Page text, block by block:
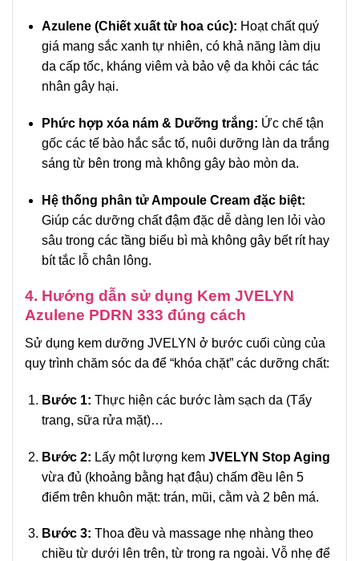
Azulene (Chiết xuất từ hoa cúc): Hoạt chất quý
giá mang sắc xanh tự nhiên, có khả năng làm dịu
da cấp tốc, kháng viêm và bảo vệ da khỏi các tác
nhân gây hại.
Phức hợp xóa nám & Dưỡng trắng: Ức chế tận
gốc các tế bào hắc sắc tố, nuôi dưỡng làn da trắng
sáng từ bên trong mà không gây bào mòn da.
Hệ thống phân tử Ampoule Cream đặc biệt:
Giúp các dưỡng chất đậm đặc dễ dàng len lỏi vào
sâu trong các tầng biểu bì mà không gây bết rít hay
bít tắc lỗ chân lông.
4. Hướng dẫn sử dụng Kem JVELYN
Azulene PDRN 333 đúng cách
Sử dụng kem dưỡng JVELYN ở bước cuối cùng của
quy trình chăm sóc da để “khóa chặt” các dưỡng chất:
Bước 1: Thực hiện các bước làm sạch da (Tẩy
trang, sữa rửa mặt)…
Bước 2: Lấy một lượng kem JVELYN Stop Aging
vừa đủ (khoảng bằng hạt đậu) chấm đều lên 5
điểm trên khuôn mặt: trán, mũi, cằm và 2 bên má.
Bước 3: Thoa đều và massage nhẹ nhàng theo
chiều từ dưới lên trên, từ trong ra ngoài. Vỗ nhẹ để